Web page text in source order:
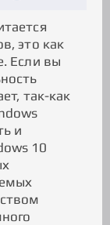
это как
Если вы
так-как
и
10